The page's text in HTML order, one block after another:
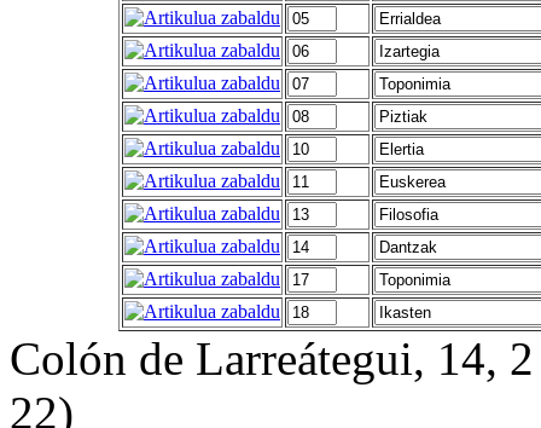
Colón de Larreátegui, 14,
22)